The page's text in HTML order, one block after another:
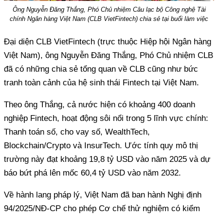
Ông Nguyễn Đăng Thắng, Phó Chủ nhiệm Câu lạc bộ Công nghệ Tài
chính Ngân hàng Việt Nam (CLB VietFintech) chia sẻ tại buổi làm việc
Đại diện CLB VietFintech (trực thuộc Hiệp hội Ngân hàng
Việt Nam), ông Nguyễn Đăng Thắng, Phó Chủ nhiệm CLB
đã có những chia sẻ tổng quan về CLB cũng như bức
tranh toàn cảnh của hệ sinh thái Fintech tại Việt Nam.
Theo ông Thắng, cả nước hiện có khoảng 400 doanh
nghiệp Fintech, hoạt động sôi nổi trong 5 lĩnh vực chính:
Thanh toán số, cho vay số, WealthTech,
Blockchain/Crypto và InsurTech. Ước tính quy mô thị
trường này đạt khoảng 19,8 tỷ USD vào năm 2025 và dự
báo bứt phá lên mốc 60,4 tỷ USD vào năm 2032.
Về hành lang pháp lý, Việt Nam đã ban hành Nghị định
94/2025/NĐ-CP cho phép Cơ chế thử nghiệm có kiểm